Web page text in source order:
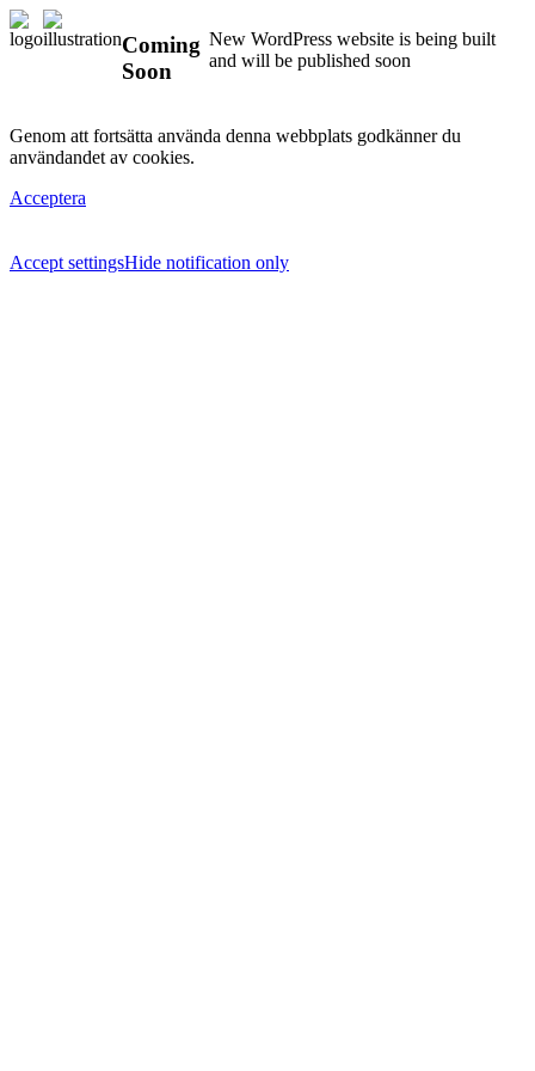
Coming
Soon
New WordPress website is being built
and will be published soon
Genom att fortsätta använda denna webbplats godkänner du
användandet av cookies.
Acceptera
Accept settingsHide notification only